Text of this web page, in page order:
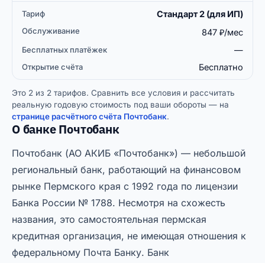
Стандарт 2 (для ИП)
847 ₽/мес
—
Бесплатно
Это 2 из 2 тарифов. Сравнить все условия и рассчитать
реальную годовую стоимость под ваши обороты — на
странице расчётного счёта Почтобанк.
О банке Почтобанк
Почтобанк (АО АКИБ «Почтобанк») — небольшой
региональный банк, работающий на финансовом
рынке Пермского края с 1992 года по лицензии
Банка России № 1788. Несмотря на схожесть
названия, это самостоятельная пермская
кредитная организация, не имеющая отношения к
федеральному Почта Банку. Банк